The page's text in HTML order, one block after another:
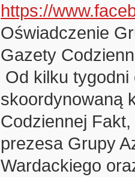
https://
Oświadczenie
Gazety
Od kilku
skoordynowaną
Codziennej
prezesa Grupy
Wardackiego